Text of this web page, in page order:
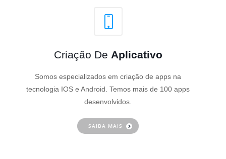
Criação De Aplicativo
Somos especializados em criação de apps na
tecnologia IOS e Android. Temos mais de 100 apps
desenvolvidos.
SAIBA MAIS